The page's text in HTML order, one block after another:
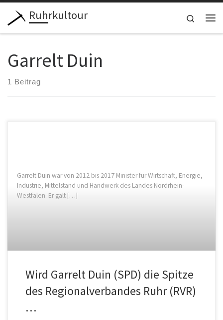
Zum Inhalt springen
Ruhrkultour
Search
Garrelt Duin
1 Beitrag
Garrelt Duin war von 2012 bis 2017 Minister für Wirtschaft, Energie,
Industrie, Mittelstand und Handwerk des Landes Nordrhein-
Westfalen. Er galt […]
Wird Garrelt Duin (SPD) die Spitze
des Regionalverbandes Ruhr (RVR)
…